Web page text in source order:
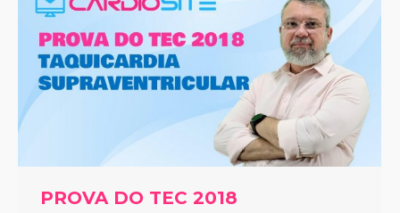
PROVA DO TEC 2018